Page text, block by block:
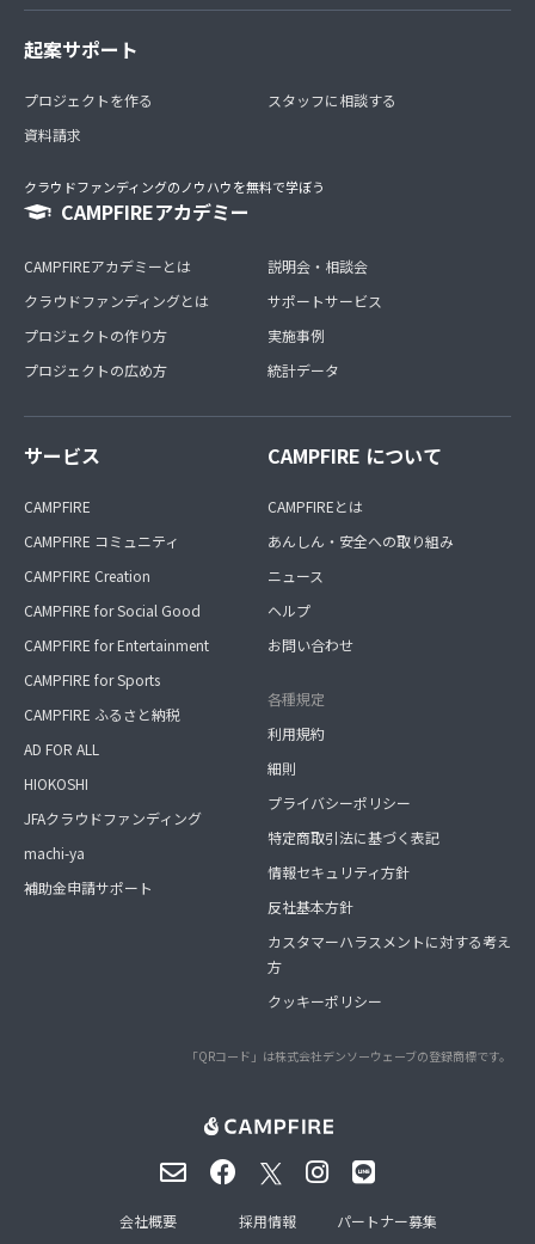
起案サポート
プロジェクトを作る
資料請求
スタッフに相談する
クラウドファンディングのノウハウを無料で学ぼう
CAMPFIREアカデミー
CAMPFIREアカデミーとは
クラウドファンディングとは
プロジェクトの作り方
プロジェクトの広め方
説明会・相談会
サポートサービス
実施事例
統計データ
サービス
CAMPFIRE
CAMPFIRE コミュニティ
CAMPFIRE Creation
CAMPFIRE for Social Good
CAMPFIRE for Entertainment
CAMPFIRE for Sports
CAMPFIRE ふるさと納税
AD FOR ALL
HIOKOSHI
JFAクラウドファンディング
machi-ya
補助金申請サポート
CAMPFIRE について
CAMPFIREとは
あんしん・安全への取り組み
ニュース
ヘルプ
お問い合わせ
各種規定
利用規約
細則
プライバシーポリシー
特定商取引法に基づく表記
情報セキュリティ方針
反社基本方針
カスタマーハラスメントに対する考え
方
クッキーポリシー
「QRコード」は株式会社デンソーウェーブの登録商標です。
会社概要 採用情報 パートナー募集